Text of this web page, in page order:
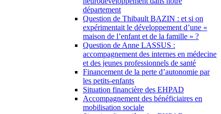
département
Question de Thibault BAZIN : et si on
expérimentait le développement d’une «
maison de l’enfant et de la famille » ?
Question de Anne LASSUS :
accompagnement des internes en médecine
et des jeunes professionnels de santé
Financement de la perte d’autonomie par
les petits-enfants
Situation financière des EHPAD
Accompagnement des bénéficiaires en
mobilisation sociale